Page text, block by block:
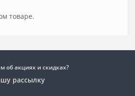
товаре.
об акциях и скидках?
рассылку